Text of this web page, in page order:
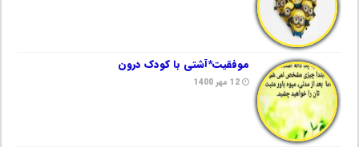
موفقیت*آشتی با کودک درون
12 مهر 1400